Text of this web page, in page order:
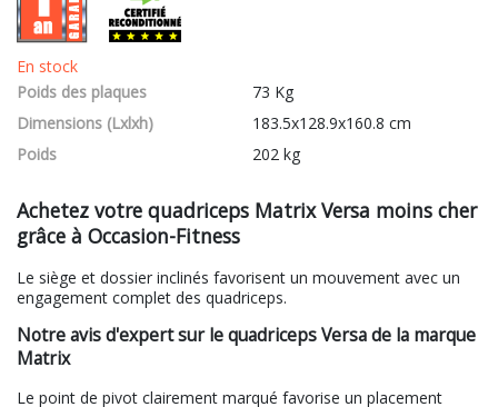
En stock
Poids des plaques
73 Kg
Dimensions (Lxlxh)
183.5x128.9x160.8 cm
Poids
202 kg
Achetez votre quadriceps Matrix Versa moins cher
grâce à Occasion-Fitness
Le siège et dossier inclinés favorisent un mouvement avec un
engagement complet des quadriceps.
Notre avis d'expert sur le quadriceps Versa de la marque
Matrix
Le point de pivot clairement marqué favorise un placement